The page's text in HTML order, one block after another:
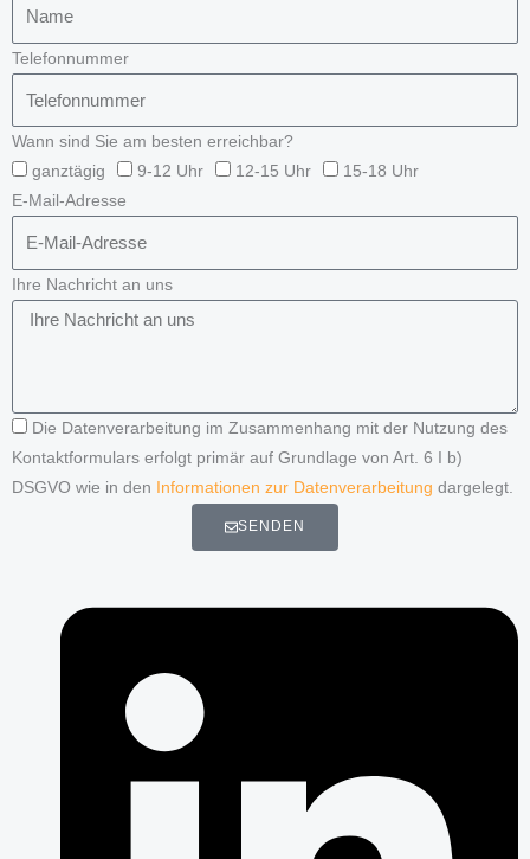
Telefonnummer
Wann sind Sie am besten erreichbar?
ganztägig
9-12 Uhr 12-15 Uhr
15-18 Uhr
E-Mail-Adresse
Ihre Nachricht an uns
Die Datenverarbeitung im Zusammenhang mit der Nutzung des
Kontaktformulars erfolgt primär auf Grundlage von Art. 6 I b)
DSGVO wie in den Informationen zur Datenverarbeitung dargelegt.
SENDEN